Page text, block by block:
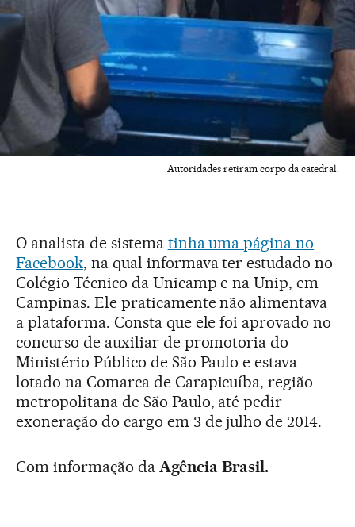
Autoridades retiram corpo da catedral.
O analista de sistema tinha uma página no
Facebook, na qual informava ter estudado no
Colégio Técnico da Unicamp e na Unip, em
Campinas. Ele praticamente não alimentava
a plataforma. Consta que ele foi aprovado no
concurso de auxiliar de promotoria do
Ministério Público de São Paulo e estava
lotado na Comarca de Carapicuíba, região
metropolitana de São Paulo, até pedir
exoneração do cargo em 3 de julho de 2014.
Com informação da Agência Brasil.